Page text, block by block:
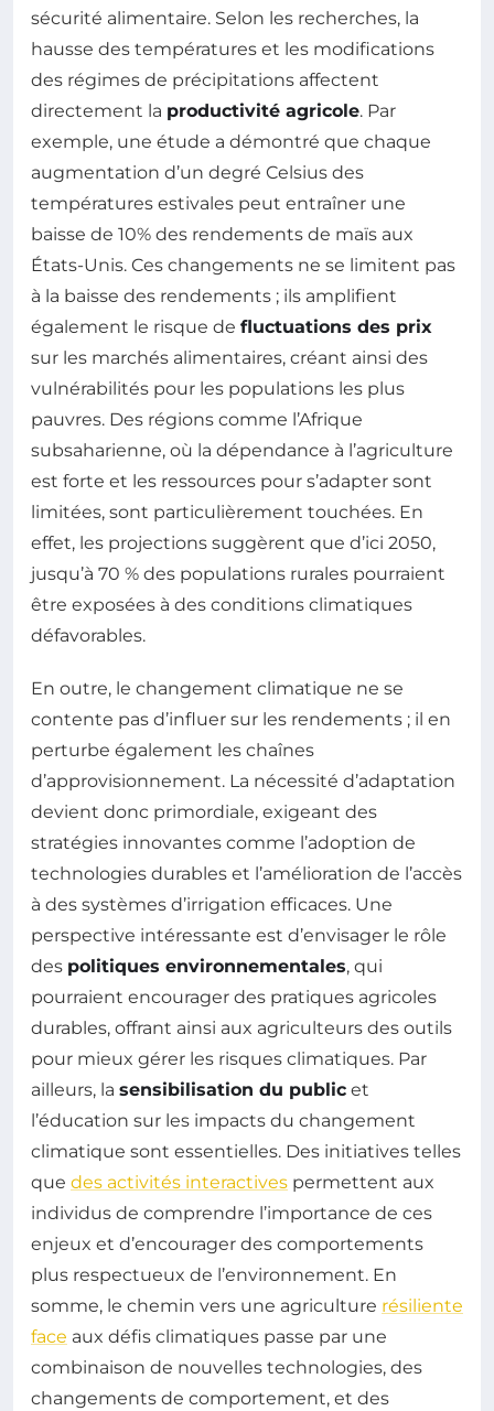
sécurité alimentaire. Selon les recherches, la
hausse des températures et les modifications
des régimes de précipitations affectent
directement la productivité agricole. Par
exemple, une étude a démontré que chaque
augmentation d’un degré Celsius des
températures estivales peut entraîner une
baisse de 10% des rendements de maïs aux
États-Unis. Ces changements ne se limitent pas
à la baisse des rendements ; ils amplifient
également le risque de fluctuations des prix
sur les marchés alimentaires, créant ainsi des
vulnérabilités pour les populations les plus
pauvres. Des régions comme l’Afrique
subsaharienne, où la dépendance à l’agriculture
est forte et les ressources pour s’adapter sont
limitées, sont particulièrement touchées. En
effet, les projections suggèrent que d’ici 2050,
jusqu’à 70 % des populations rurales pourraient
être exposées à des conditions climatiques
défavorables.
En outre, le changement climatique ne se
contente pas d’influer sur les rendements ; il en
perturbe également les chaînes
d’approvisionnement. La nécessité d’adaptation
devient donc primordiale, exigeant des
stratégies innovantes comme l’adoption de
technologies durables et l’amélioration de l’accès
à des systèmes d’irrigation efficaces. Une
perspective intéressante est d’envisager le rôle
des politiques environnementales, qui
pourraient encourager des pratiques agricoles
durables, offrant ainsi aux agriculteurs des outils
pour mieux gérer les risques climatiques. Par
ailleurs, la sensibilisation du public et
l’éducation sur les impacts du changement
climatique sont essentielles. Des initiatives telles
que des activités interactives permettent aux
individus de comprendre l’importance de ces
enjeux et d’encourager des comportements
plus respectueux de l’environnement. En
somme, le chemin vers une agriculture résiliente
face aux défis climatiques passe par une
combinaison de nouvelles technologies, des
changements de comportement, et des